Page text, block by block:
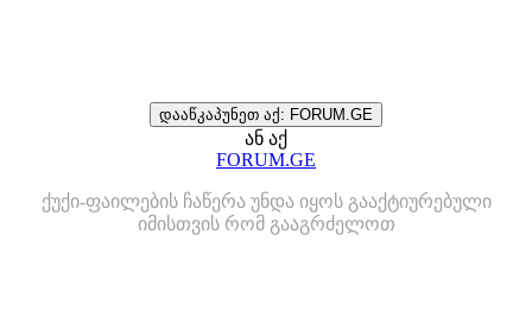
დააწკაპუნეთ აქ: FORUM.GE
ან აქ
FORUM.GE
ქუქი-ფაილების ჩაწერა უნდა იყოს გააქტიურებული
იმისთვის რომ გააგრძელოთ